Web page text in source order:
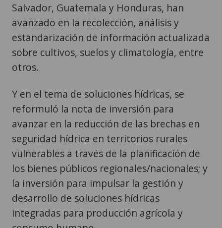
Salvador, Guatemala y Honduras, han
avanzado en la recolección, análisis y
estandarización de información actualizada
sobre cultivos, suelos y climatología, entre
otros.
Y en el tema de soluciones hídricas, se
reformuló la nota de inversión para
avanzar en la reducción de las brechas en
seguridad hídrica en territorios rurales
vulnerables a través de la planificación de
los bienes públicos regionales/nacionales; y
la inversión para impulsar la gestión y
desarrollo de soluciones hídricas
integradas para producción agrícola y